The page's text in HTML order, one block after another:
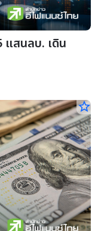
สนลบ. เดิน
star_border